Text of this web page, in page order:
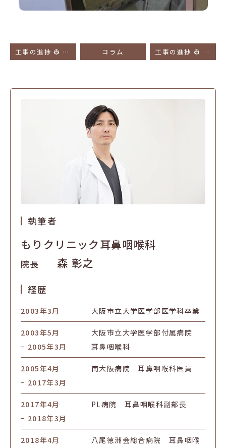
工事の進捗 👷 CT・オージオスペース・検査室・診察室の様子 コラム 工事の進捗 👷 1階の診察室の様子です
執筆者
もりクリニック耳鼻咽喉科
院長 森 彰之
経歴
2003年3月 大阪市立大学医学部医学科卒業
2003年5月
− 2005年3月
大阪市立大学医学部付属病院
耳鼻咽喉科
2005年4月
− 2017年3月
南大阪病院 耳鼻咽喉科医員
2017年4月
− 2018年3月
PL病院 耳鼻咽喉科副部長
2018年4月
八尾徳洲会総合病院 耳鼻咽喉